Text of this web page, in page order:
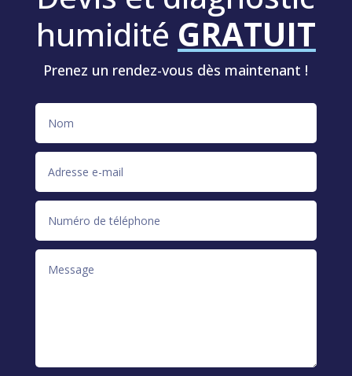
humidité GRATUIT
Prenez un rendez-vous dès maintenant !